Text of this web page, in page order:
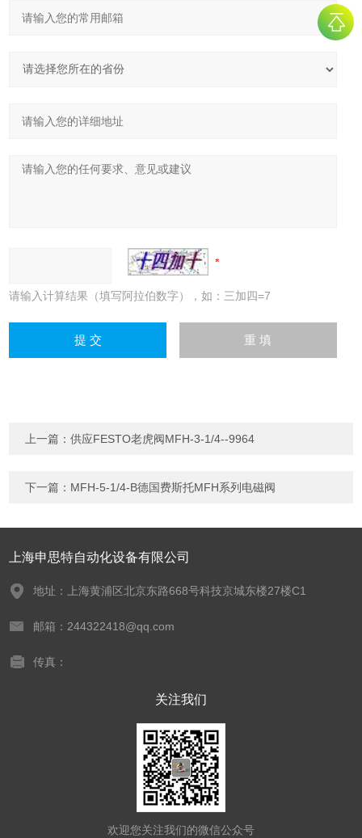
请输入计算结果（填写阿拉伯数字），如：三加四=7
上一篇：供应FESTO老虎阀MFH-3-1/4--9964
下一篇： MFH-5-1/4-B德国费斯托MFH系列电磁阀
上海申思特自动化设备有限公司
地址：上海黄浦区北京东路668号科技京城东楼27楼C1
邮箱：244322418@qq.com
传真：
关注我们
欢迎您关注我们的微信公众号